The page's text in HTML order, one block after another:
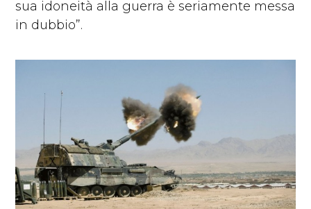
sua idoneità alla guerra è seriamente messa
in dubbio”.